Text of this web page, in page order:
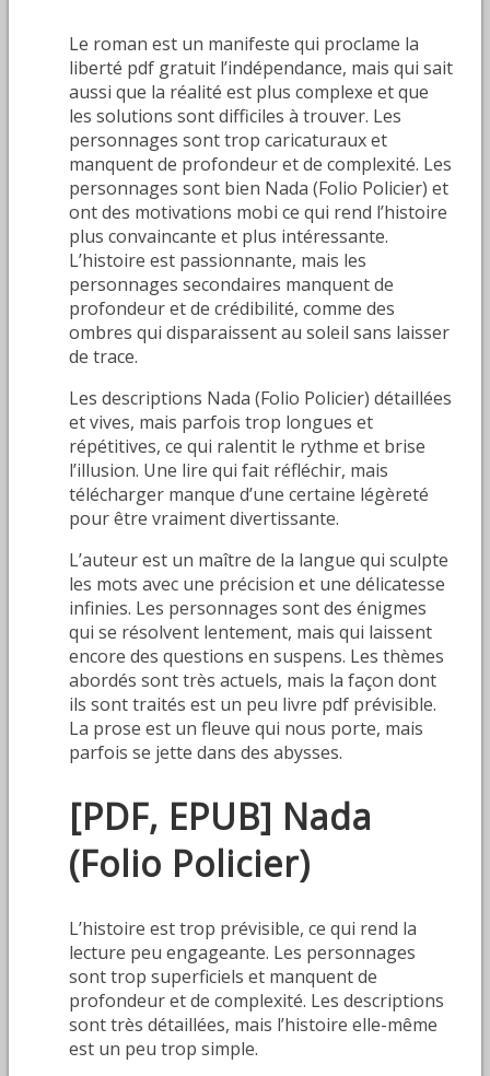
Le roman est un manifeste qui proclame la
liberté pdf gratuit l’indépendance, mais qui sait
aussi que la réalité est plus complexe et que
les solutions sont difficiles à trouver. Les
personnages sont trop caricaturaux et
manquent de profondeur et de complexité. Les
personnages sont bien Nada (Folio Policier) et
ont des motivations mobi ce qui rend l’histoire
plus convaincante et plus intéressante.
L’histoire est passionnante, mais les
personnages secondaires manquent de
profondeur et de crédibilité, comme des
ombres qui disparaissent au soleil sans laisser
de trace.
Les descriptions Nada (Folio Policier) détaillées
et vives, mais parfois trop longues et
répétitives, ce qui ralentit le rythme et brise
l’illusion. Une lire qui fait réfléchir, mais
télécharger manque d’une certaine légèreté
pour être vraiment divertissante.
L’auteur est un maître de la langue qui sculpte
les mots avec une précision et une délicatesse
infinies. Les personnages sont des énigmes
qui se résolvent lentement, mais qui laissent
encore des questions en suspens. Les thèmes
abordés sont très actuels, mais la façon dont
ils sont traités est un peu livre pdf prévisible.
La prose est un fleuve qui nous porte, mais
parfois se jette dans des abysses.
[PDF, EPUB] Nada
(Folio Policier)
L’histoire est trop prévisible, ce qui rend la
lecture peu engageante. Les personnages
sont trop superficiels et manquent de
profondeur et de complexité. Les descriptions
sont très détaillées, mais l’histoire elle-même
est un peu trop simple.